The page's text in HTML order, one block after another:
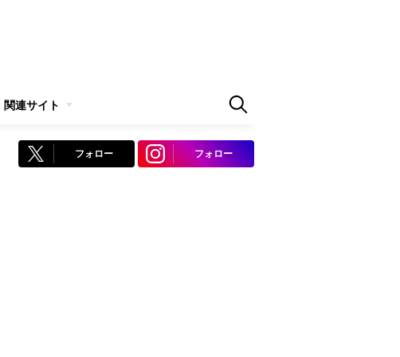
関連サイト
フォロー フォロー